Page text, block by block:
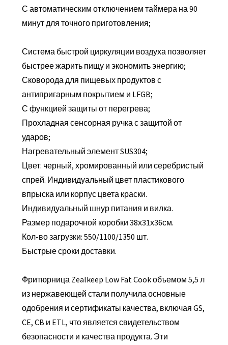
С автоматическим отключением таймера на 90
минут для точного приготовления;
Система быстрой циркуляции воздуха позволяет
быстрее жарить пищу и экономить энергию;
Сковорода для пищевых продуктов с
антипригарным покрытием и LFGB;
С функцией защиты от перегрева;
Прохладная сенсорная ручка с защитой от
ударов;
Нагревательный элемент SUS304;
Цвет: черный, хромированный или серебристый
спрей. Индивидуальный цвет пластикового
впрыска или корпус цвета краски.
Индивидуальный шнур питания и вилка.
Размер подарочной коробки 38х31х36см.
Кол-во загрузки: 550/1100/1350 шт.
Быстрые сроки доставки.
Фритюрница Zealkeep Low Fat Cook объемом 5,5 л
из нержавеющей стали получила основные
одобрения и сертификаты качества, включая GS,
CE, CB и ETL, что является свидетельством
безопасности и качества продукта. Эти